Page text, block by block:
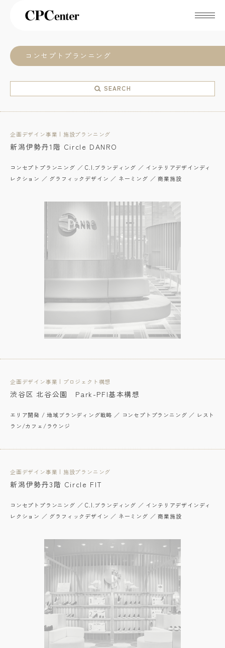
コンセプトプランニング
SEARCH
企画デザイン事業 | 施設プランニング
新潟伊勢丹1階 Circle DANRO
コンセプトプランニング ／ C.I.ブランディング ／ インテリアデザインディ
レクション ／ グラフィックデザイン ／ ネーミング ／ 商業施設
企画デザイン事業 | プロジェクト構想
渋谷区 北谷公園 Park-PFI基本構想
エリア開発 / 地域ブランディング戦略 ／ コンセプトプランニング ／ レスト
ラン/カフェ/ラウンジ
企画デザイン事業 | 施設プランニング
新潟伊勢丹3階 Circle FIT
コンセプトプランニング ／ C.I.ブランディング ／ インテリアデザインディ
レクション ／ グラフィックデザイン ／ ネーミング ／ 商業施設